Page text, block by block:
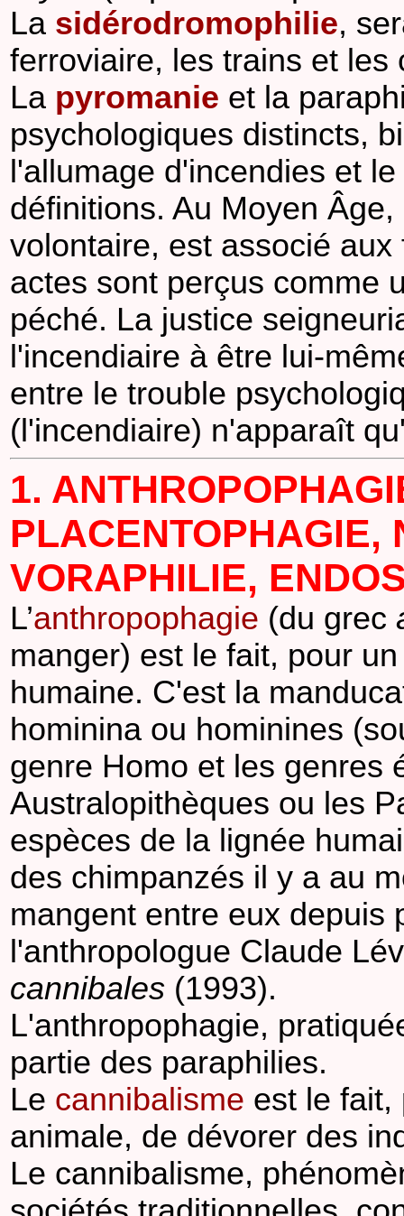
La sidérodromophilie,
ferroviaire, les trains et les
La pyromanie et la
psychologiques distincts,
l'allumage d'incendies et
définitions. Au Moyen
volontaire, est associé
actes sont perçus comme
péché. La justice
l'incendiaire à être lui-
entre le trouble
(l'incendiaire) n'apparaît
1.
PLACENTOPHAGIE,
VORAPHILIE,
L’anthropophagie (du grec
manger) est le fait, pour
humaine. C'est la
hominina ou hominines
genre Homo et les genres
Australopithèques ou les
espèces de la lignée
des chimpanzés il y a au
mangent entre eux depuis
l'anthropologue Claude
cannibales (1993).
L'anthropophagie,
partie des paraphilies.
Le cannibalisme est le fait,
animale, de dévorer des
Le cannibalisme,